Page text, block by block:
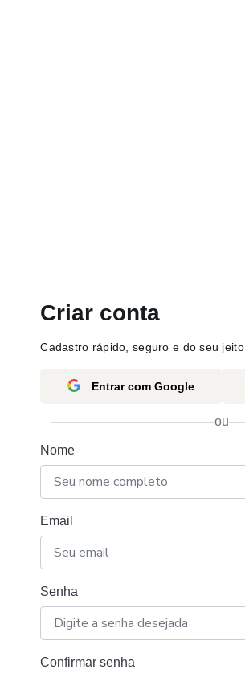
Criar conta
Cadastro rápido, seguro e do seu jeito.
Entrar com Google
ou
Nome
Email
Senha
Confirmar senha